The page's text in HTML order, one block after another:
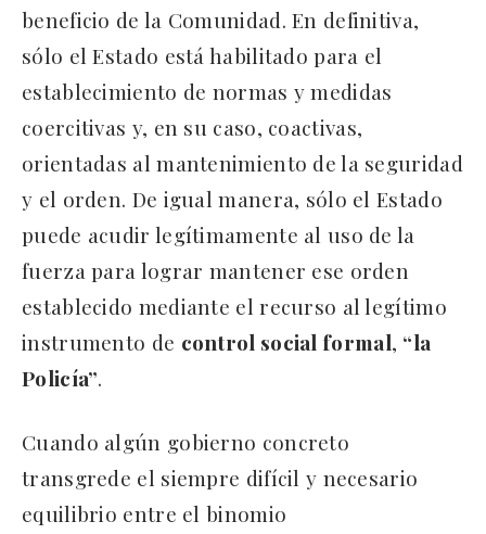
beneficio de la Comunidad. En definitiva,
sólo el Estado está habilitado para el
establecimiento de normas y medidas
coercitivas y, en su caso, coactivas,
orientadas al mantenimiento de la seguridad
y el orden. De igual manera, sólo el Estado
puede acudir legítimamente al uso de la
fuerza para lograr mantener ese orden
establecido mediante el recurso al legítimo
instrumento de control social formal, “la
Policía”.
Cuando algún gobierno concreto
transgrede el siempre difícil y necesario
equilibrio entre el binomio